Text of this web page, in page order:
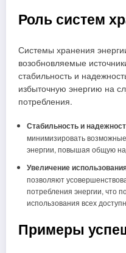
Роль систем
Системы хранения
возобновляемые
стабильность и
избыточную энергию на
потребления.
Стабильность и
минимизировать
энергии, повышая общую
Увеличение
позволяют
потребления энергии, что
использования всех
Примеры